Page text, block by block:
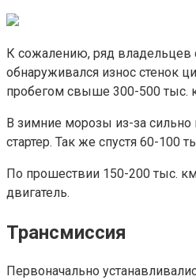
К сожалению, ряд владельцев
обнаруживался износ стенок
пробегом свыше 300-500 тыс.
В зимние морозы из-за
стартер. Так же спустя 60-100
По прошествии 150-200 тыс.
двигатель.
Трансмиссия
Первоначально